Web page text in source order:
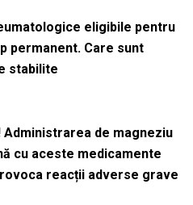
eligibile pentru
permanent. Care sunt
stabilite
Administrarea de magneziu
cu aceste medicamente
reacții adverse grave